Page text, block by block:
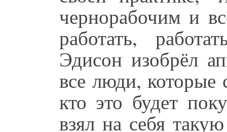
чернорабочим и
работать,
Эдисон изобрёл
все люди, которые
кто это будет
взял на себя